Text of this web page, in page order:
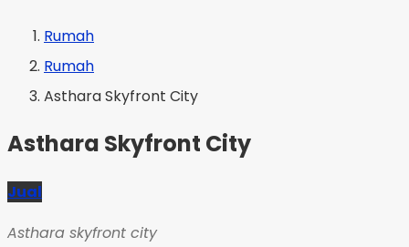
Rumah
Rumah
Asthara Skyfront City
Asthara Skyfront City
Jual
Asthara skyfront city